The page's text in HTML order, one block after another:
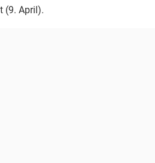
(9. April).